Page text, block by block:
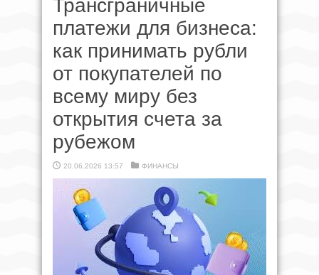
Трансграничные
платежи для бизнеса:
как принимать рубли
от покупателей по
всему миру без
открытия счета за
рубежом
20.06.2026 13:57 ФИНАНСЫ